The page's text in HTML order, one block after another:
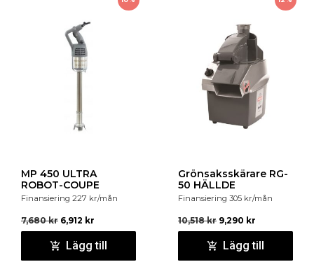
MP 450 ULTRA
ROBOT-COUPE
Finansiering 227 kr/mån
7,680kr 6,912 kr
Lägg till
Grönsaksskärare RG-
50 HÄLLDE
Finansiering 305 kr/mån
10,518kr 9,290 kr
Lägg till